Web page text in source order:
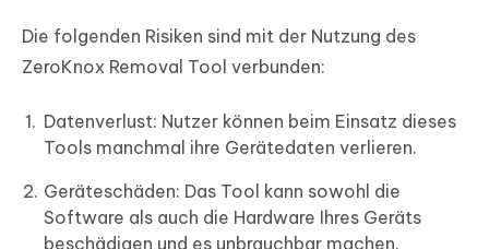
Die folgenden Risiken sind mit der Nutzung des
ZeroKnox Removal Tool verbunden:
Datenverlust: Nutzer können beim Einsatz dieses
Tools manchmal ihre Gerätedaten verlieren.
Geräteschäden: Das Tool kann sowohl die
Software als auch die Hardware Ihres Geräts
beschädigen und es unbrauchbar machen.